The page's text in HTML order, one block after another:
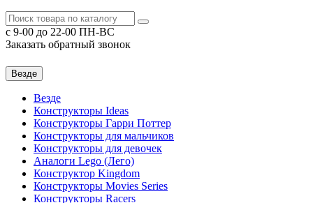
c 9-00 до 22-00 ПН-ВС
Заказать обратный звонок
Везде
Везде
Конструкторы Ideas
Конструкторы Гарри Поттер
Конструкторы для мальчиков
Конструкторы для девочек
Аналоги Lego (Лего)
Конструктор Kingdom
Конструкторы Movies Series
Конструкторы Racers